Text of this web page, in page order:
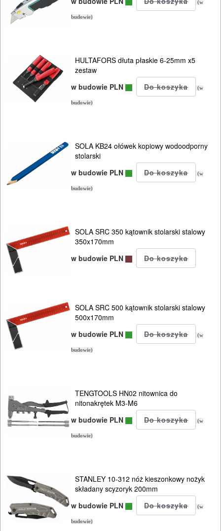
NARZĘDZIA
BUDOWLANE
ELEKTRY..
GLAZURNICZE
AKCESORIA
BUDOWLANE
MASZYNY
NARZĘDZIA
DREWNA
OBRÓBKA
METALU
RĘCZNE
NARZĘDZIA
narzędziowe
Narzedzia
pomiarowe
Warsztat
(w
budowie)
HULTAFORS dłuta płaskie 6-25mm x5
zestaw
w budowie PLN
(w
budowie)
SOLA KB24 ołówek kopiowy wodoodporny
stolarski
w budowie PLN
(w
budowie)
SOLA SRC 350 kątownik stolarski stalowy
350x170mm
w budowie PLN
SOLA SRC 500 kątownik stolarski stalowy
500x170mm
w budowie PLN
(w
budowie)
TENGTOOLS HN02 nitownica do
nitonakrętek M3-M6
w budowie PLN
(w
budowie)
STANLEY 10-312 nóż kieszonkowy nożyk
składany scyzoryk 200mm
w budowie PLN
(w
budowie)